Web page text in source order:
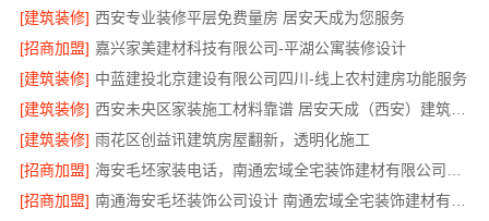
[建筑装修] 西安专业装修平层免费量房 居安天成为您服务
[招商加盟] 嘉兴家美建材科技有限公司-平湖公寓装修设计
[建筑装修] 中蓝建投北京建设有限公司四川-线上农村建房功能服务
[建筑装修]
西安未央区家装施工材料靠谱 居安天成（西安）建筑工程有限责任公司
[建筑装修] 雨花区创益讯建筑房屋翻新，透明化施工
[招商加盟]
[招商加盟]